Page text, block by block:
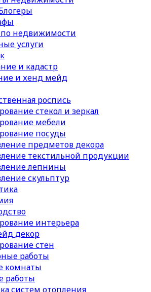
недвижимости
услуги
и кадастр
и хенд мейд
роспись
стекол и зеркал
мебели
посуды
предметов декора
текстильной продукции
лепнины
скульптур
интерьера
декор
стен
работы
комнаты
работы
систем отопления